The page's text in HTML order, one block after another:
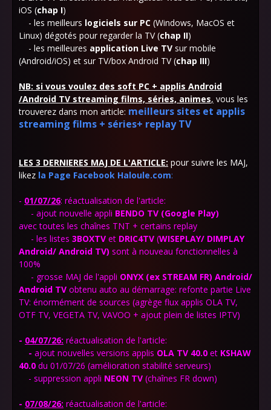
iOS (chap I)
- les meilleurs logiciels sur PC (Windows, MacOS et
Linux) dégotés pour regarder la TV (chap II)
- les meilleures application Live TV sur mobile
(Android/iOS) et sur TV/box Android TV (chap III)
NB: si vous voulez des soft PC + applis Android
/Android TV streaming films, séries, animes, vous les
trouverez dans mon article: meilleurs sites et applis
streaming films + séries+ replay TV
LES 3 DERNIERES MAJ DE L'ARTICLE: pour suivre les MAJ,
likez la Page Facebook Haloule.com:
- 01/07/26: réactualisation de l'article:
- ajout nouvelle appli BENDO TV (Google Play)
avec toutes les chaînes TNT + certains replay
- les listes 3BOXTV et DRIC4TV (WISEPLAY/ DIMPLAY
Android/ Android TV) sont à nouveau fonctionnelles à
100%
- grosse MAJ de l'appli ONYX (ex STREAM FR) Android/
Android TV obtenu auto au démarrage: refonte partie Live
TV: énormément de sources (agrège flux applis OLA TV,
OTF TV, VEGETA TV, VAVOO + ajout plein de listes IPTV)
- 04/07/26: réactualisation de l'article:
- ajout nouvelles versions applis OLA TV 40.0 et KSHAW
40.0 du 01/07/26 (amélioration stabilité serveurs)
- suppression appli NEON TV (chaînes FR down)
- 07/08/26: réactualisation de l'article: